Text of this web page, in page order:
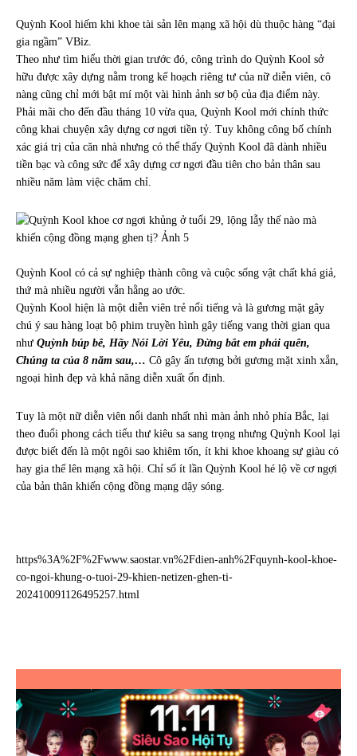
Quỳnh Kool hiếm khi khoe tài sản lên mạng xã hội dù thuộc hàng “đại
gia ngầm” VBiz.
Theo như tìm hiểu thời gian trước đó, công trình do Quỳnh Kool sở
hữu được xây dựng nằm trong kế hoạch riêng tư của nữ diễn viên, cô
nàng cũng chỉ mới bật mí một vài hình ảnh sơ bộ của địa điểm này.
Phải mãi cho đến đầu tháng 10 vừa qua, Quỳnh Kool mới chính thức
công khai chuyện xây dựng cơ ngơi tiền tỷ. Tuy không công bố chính
xác giá trị của căn nhà nhưng có thể thấy Quỳnh Kool đã dành nhiều
tiền bạc và công sức để xây dựng cơ ngơi đầu tiên cho bản thân sau
nhiều năm làm việc chăm chỉ.
Quỳnh Kool có cả sự nghiệp thành công và cuộc sống vật chất khá giả,
thứ mà nhiều người vẫn hằng ao ước.
Quỳnh Kool hiện là một diễn viên trẻ nổi tiếng và là gương mặt gây
chú ý sau hàng loạt bộ phim truyền hình gây tiếng vang thời gian qua
như Quỳnh búp bê, Hãy Nói Lời Yêu, Đừng bắt em phải quên,
Chúng ta của 8 năm sau,… Cô gây ấn tượng bởi gương mặt xinh xắn,
ngoại hình đẹp và khả năng diễn xuất ổn định.
Tuy là một nữ diễn viên nổi danh nhất nhì màn ảnh nhỏ phía Bắc, lại
theo đuổi phong cách tiểu thư kiêu sa sang trọng nhưng Quỳnh Kool lại
được biết đến là một ngôi sao khiêm tốn, ít khi khoe khoang sự giàu có
hay gia thế lên mạng xã hội. Chỉ số ít lần Quỳnh Kool hé lộ về cơ ngợi
của bản thân khiến cộng đồng mạng dậy sóng.
https%3A%2F%2Fwww.saostar.vn%2Fdien-anh%2Fquynh-kool-khoe-
co-ngoi-khung-o-tuoi-29-khien-netizen-ghen-ti-
202410091126495257.html